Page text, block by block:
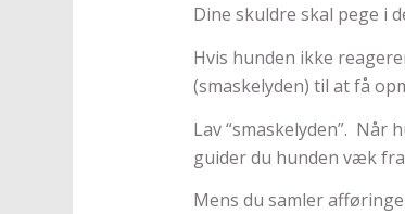
Dine skuldre skal pege i
Hvis hunden ikke
(smaskelyden) til at få
Lav “smaskelyden”. Når
guider du hunden væk
Mens du samler